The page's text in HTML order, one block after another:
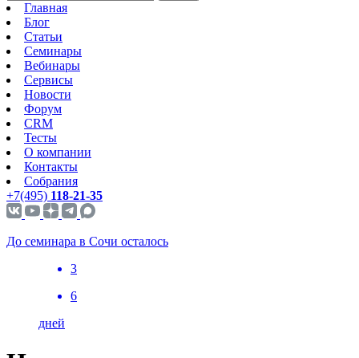
Главная
Блог
Статьи
Семинары
Вебинары
Сервисы
Новости
Форум
CRM
Тесты
О компании
Контакты
Собрания
+7(495) 118-21-35
До семинара в Сочи осталось
3
6
дней